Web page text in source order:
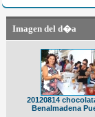
Imagen del d�a
20120814
Benalmadena